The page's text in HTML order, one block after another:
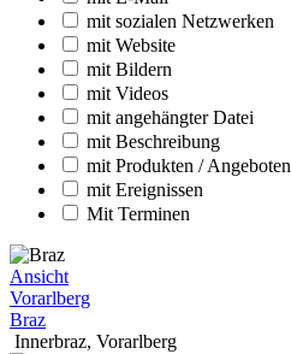
mit sozialen Netzwerken
mit Website
mit Bildern
mit Videos
mit angehängter Datei
mit Beschreibung
mit Produkten / Angeboten
mit Ereignissen
Mit Terminen
Ansicht
Vorarlberg
Braz
Innerbraz, Vorarlberg